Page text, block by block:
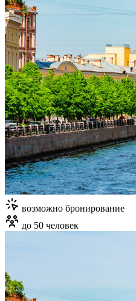
возможно бронирование
до 50 человек